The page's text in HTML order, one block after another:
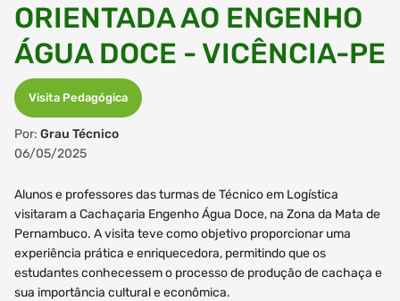
ORIENTADA AO ENGENHO
ÁGUA DOCE - VICÊNCIA-PE
Visita Pedagógica
Por: Grau Técnico
06/05/2025
Alunos e professores das turmas de Técnico em Logística
visitaram a Cachaçaria Engenho Água Doce, na Zona da Mata de
Pernambuco. A visita teve como objetivo proporcionar uma
experiência prática e enriquecedora, permitindo que os
estudantes conhecessem o processo de produção de cachaça e
sua importância cultural e econômica.